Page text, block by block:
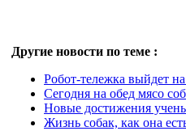
Другие новости по теме :
Робот-тележка выйдет
Сегодня на обед мясо
Новые достижения
Жизнь собак, как она